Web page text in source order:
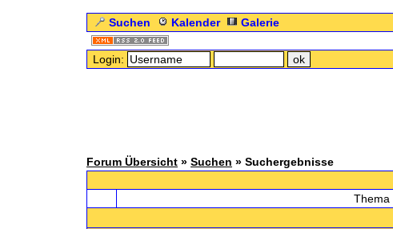
Suchen
Kalender Galerie
Login:
Forum Übersicht » Suchen » Suchergebnisse
Thema